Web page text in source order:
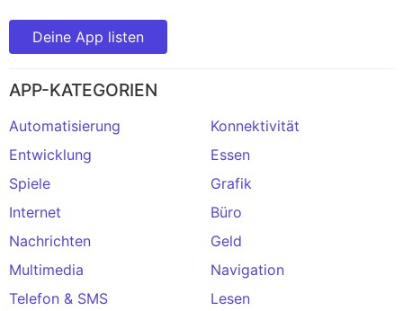
Deine App listen
APP-KATEGORIEN
Automatisierung
Konnektivität
Entwicklung
Essen
Spiele
Grafik
Internet
Büro
Nachrichten
Geld
Multimedia
Navigation
Telefon & SMS
Lesen